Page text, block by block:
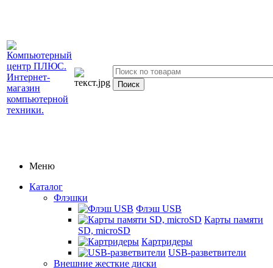
Меню
Каталог
Флэшки
Флэш USB
Карты памяти
SD, microSD
Картридеры
USB-разветвители
Внешние жесткие диски